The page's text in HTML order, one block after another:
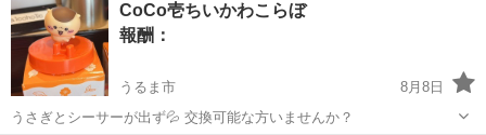
菜の入出荷業務】 《仕事内容》 （雇入れ直後） 協同組合の青果・野
菜等の取り扱い施設...
CoCo壱ちいかわこらぼ
報酬：
うるま市
8月8日
うさぎとシーサーが出ず💦 交換可能な方いませんか？